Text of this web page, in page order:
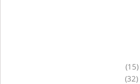
(15)
(32)